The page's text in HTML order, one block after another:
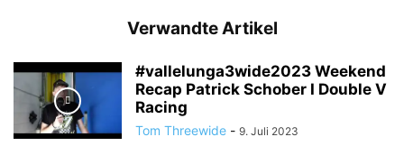
Verwandte Artikel
#vallelunga3wide2023 Weekend
Recap Patrick Schober I Double V
Racing
Tom Threewide - 9. Juli 2023